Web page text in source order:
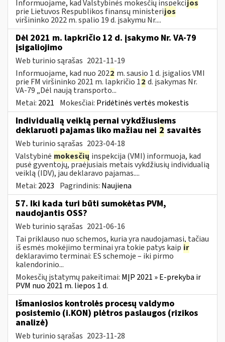
Informuojame, kad Valstybinės mokesčių inspekcijos
prie Lietuvos Respublikos finansų ministerijos
viršininko 2022 m. spalio 19 d. įsakymu Nr....
Dėl 2021 m. lapkričio 12 d. įsakymo Nr. VA-79
įsigaliojimo
Web turinio sąrašas 2021-11-19
Informuojame, kad nuo 2022 m. sausio 1 d. įsigalios VMI
prie FM viršininko 2021 m. lapkričio 12 d. įsakymas Nr.
VA-79 „Dėl naują transporto...
Metai: 2021 Mokesčiai: Pridėtinės vertės mokestis
Individualią veiklą pernai vykdžiusiems
deklaruoti pajamas liko mažiau nei 2 savaitės
Web turinio sąrašas 2023-04-18
Valstybinė mokesčių inspekcija (VMI) informuoja, kad
pusė gyventojų, praėjusiais metais vykdžiusių individualią
veiklą (IDV), jau deklaravo pajamas....
Metai: 2023 Pagrindinis: Naujiena
57. Iki kada turi būti sumokėtas PVM,
naudojantis OSS?
Web turinio sąrašas 2021-06-16
Tai priklauso nuo schemos, kuria yra naudojamasi, tačiau
iš esmės mokėjimo terminai yra tokie patys kaip ir
deklaravimo terminai: ES schemoje – iki pirmo
kalendorinio...
Mokesčių įstatymų pakeitimai: MĮP 2021 » E-prekyba ir
PVM nuo 2021 m. liepos 1 d.
Išmaniosios kontrolės procesų valdymo
posistemio (i.KON) plėtros paslaugos (rizikos
analizė)
Web turinio sąrašas 2023-11-28